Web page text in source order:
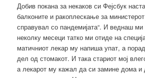
Добив покана за некаков си Фејсбук
балконите и ракоплескање за министерот
справувал со пандемијата“. И веднаш ми
неколку месеци татко ми отиде на
матичниот лекар му напиша упат, а
дел од стомакот. И така стариот мој
а лекарот му кажал да си замине дома и